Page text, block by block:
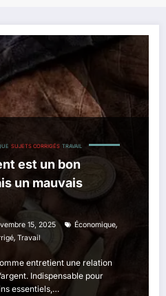
SUJETS CORRIGÉS TRAVAIL
est un bon
un mauvais
15, 2025 Économique,
, Travail
entretient une relation
Indispensable pour
essentiels,…